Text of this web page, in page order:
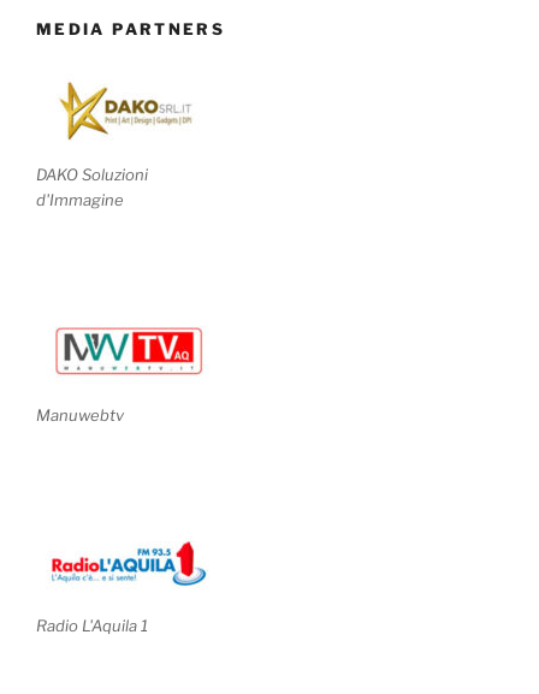
MEDIA PARTNERS
DAKO Soluzioni
d'Immagine
Manuwebtv
Radio L'Aquila 1